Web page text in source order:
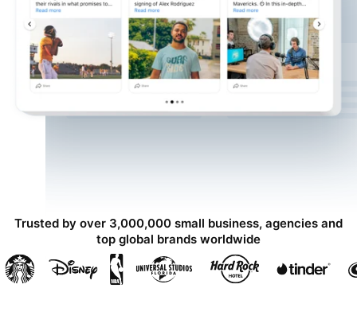
Trusted by over 3,000,000 small business, agencies and
top global brands worldwide